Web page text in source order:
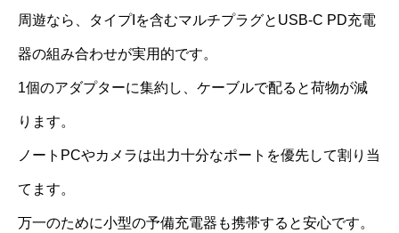
周遊なら、タイプIを含むマルチプラグとUSB-C PD充電
器の組み合わせが実用的です。
1個のアダプターに集約し、ケーブルで配ると荷物が減
ります。
ノートPCやカメラは出力十分なポートを優先して割り当
てます。
万一のために小型の予備充電器も携帯すると安心です。